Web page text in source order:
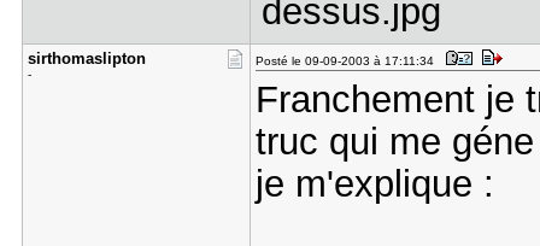
sirthomasl​ipton
-
Posté le 09-09-2003 à 17:11:34
Franchement je
truc qui me
je m'explique :